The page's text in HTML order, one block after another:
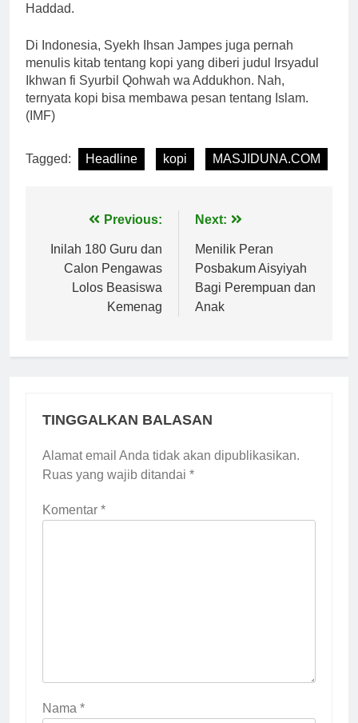
Haddad.
Di Indonesia, Syekh Ihsan Jampes juga pernah
menulis kitab tentang kopi yang diberi judul Irsyadul
Ikhwan fi Syurbil Qohwah wa Addukhon. Nah,
ternyata kopi bisa membawa pesan tentang Islam.
(IMF)
Tagged: Headline kopi MASJIDUNA.COM
Navigasi
pos
Previous:
Inilah 180 Guru dan
Calon Pengawas
Lolos Beasiswa
Kemenag
Next:
Menilik Peran
Posbakum Aisyiyah
Bagi Perempuan dan
Anak
TINGGALKAN BALASAN
Alamat email Anda tidak akan dipublikasikan.
Ruas yang wajib ditandai *
Komentar *
Nama *